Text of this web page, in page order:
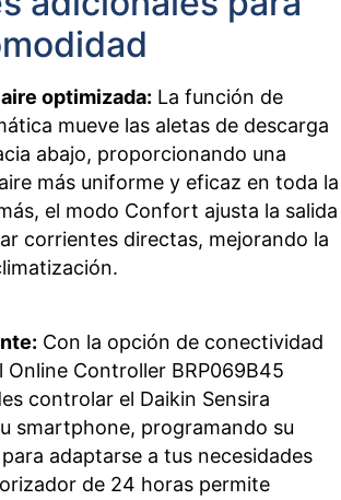
optimizada: La función de
mueve las aletas de descarga
abajo, proporcionando una
más uniforme y eficaz en toda la
el modo Confort ajusta la salida
corrientes directas, mejorando la
Con la opción de conectividad
Online Controller BRP069B45
controlar el Daikin Sensira
smartphone, programando su
adaptarse a tus necesidades
de 24 horas permite